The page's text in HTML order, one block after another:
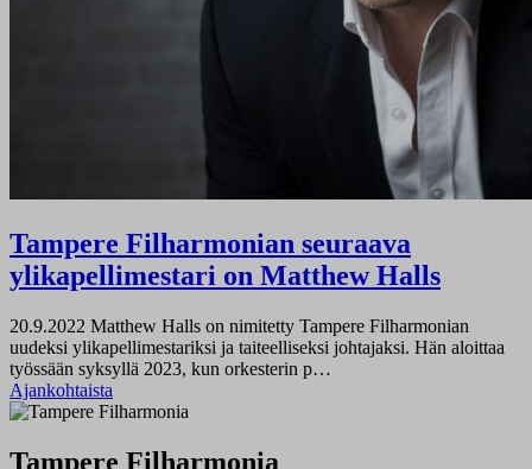
Tampere Filharmonian seuraava
ylikapellimestari on Matthew Halls
20.9.2022 Matthew Halls on nimitetty Tampere Filharmonian
uudeksi ylikapellimestariksi ja taiteelliseksi johtajaksi. Hän aloittaa
työssään syksyllä 2023, kun orkesterin p…
Ajankohtaista
Tampere Filharmonia